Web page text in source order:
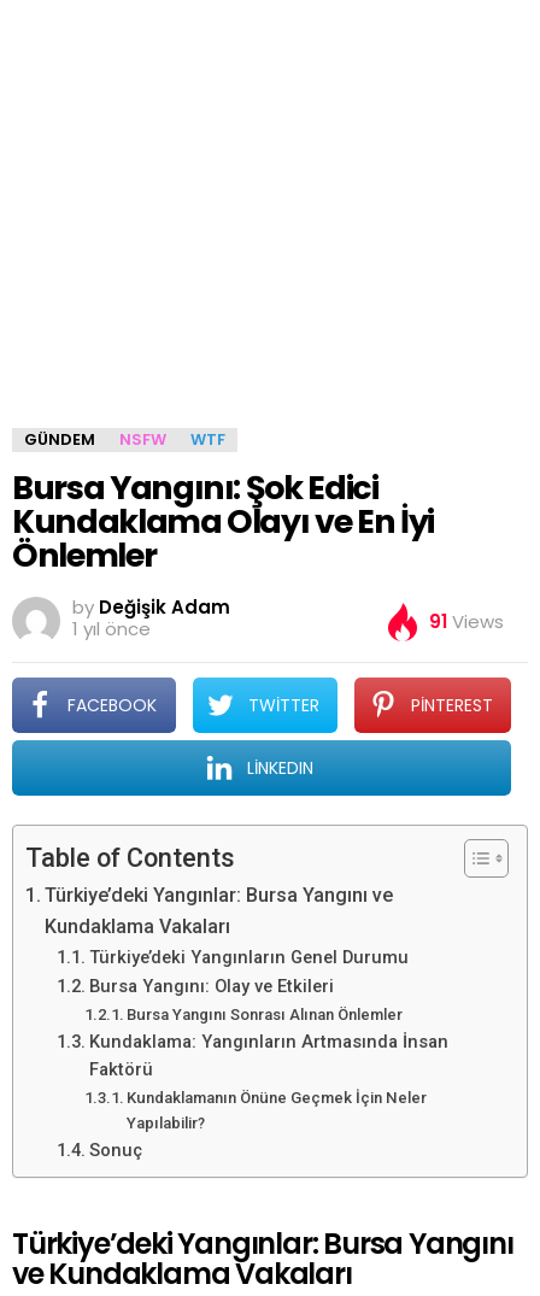
GÜNDEM NSFW WTF
Bursa Yangını: Şok Edici
Kundaklama Olayı ve En İyi
Önlemler
by Değişik Adam
1 yıl önce
91Views
FACEBOOK TWITTER PINTEREST
LINKEDIN
Table of Contents
Türkiye’deki Yangınlar: Bursa Yangını ve
Kundaklama Vakaları
Türkiye’deki Yangınların Genel Durumu
Bursa Yangını: Olay ve Etkileri
Bursa Yangını Sonrası Alınan Önlemler
Kundaklama: Yangınların Artmasında İnsan
Faktörü
Kundaklamanın Önüne Geçmek İçin Neler
Yapılabilir?
Sonuç
Türkiye’deki Yangınlar: Bursa Yangını
ve Kundaklama Vakaları